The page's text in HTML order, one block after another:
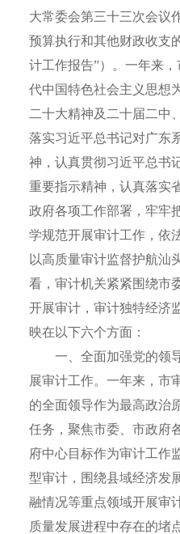
大常委会第三十三次会议
预算执行和其他财政收支
计工作报告”）。一年来
代中国特色社会主义思想
二十大精神及二十届二中
落实习近平总书记对广东
神，认真贯彻习近平总书
重要指示精神，认真落实
政府各项工作部署，牢牢
学规范开展审计工作，依
以高质量审计监督护航汕
看，审计机关紧紧围绕市
开展审计，审计独特经济
映在以下六个方面：
一、全面加强党的领导
展审计工作。一年来，市
的全面领导作为最高政治
任务，聚焦市委、市政府
府中心目标作为审计工作
型审计，围绕县域经济发
融情况等重点领域开展审
质量发展进程中存在的堵